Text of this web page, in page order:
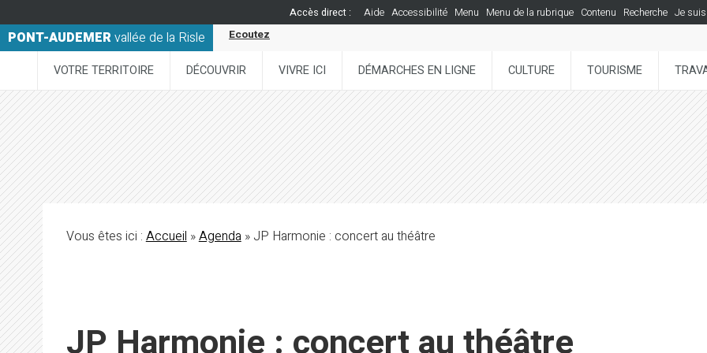
Accès direct : Aide Accessibilité Menu Menu de la rubrique Contenu Recherche Je suis
PONT-AUDEMERvallée de la Risle Ecoutez
VOTRE TERRITOIRE DÉCOUVRIR VIVRE ICI DÉMARCHES EN LIGNE CULTURE TOURISME
Vous êtes ici :Accueil»Agenda» JP Harmonie : concert au théâtre